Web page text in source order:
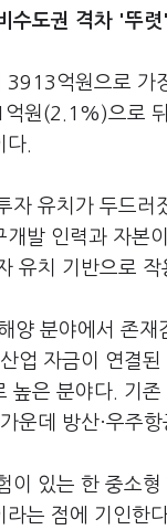
수도권 격차 '뚜렷'
3913억원으로
원(2.1%)으로
다.
자 유치가 두드
발 인력과 자본
유치 기반으로 작
양 분야에서 존
업 자금이 연결
높은 분야다. 기
운데 방산·우주
이 있는 한 중소
는 점에 기인한